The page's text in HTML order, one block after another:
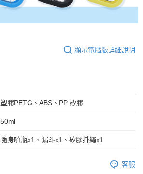
顯示電腦版詳細說明
塑膠PETG、ABS、PP 矽膠
50ml
隨身噴瓶x1、漏斗x1、矽膠掛繩x1
客服